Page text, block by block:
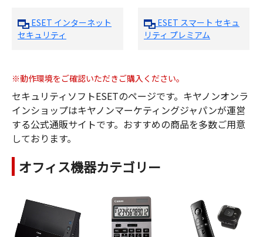
ESET インターネット
セキュリティ
ESET スマート セキュ
リティ プレミアム
※動作環境をご確認いただきご購入ください。
セキュリティソフトESETのページです。キヤノンオンラ
インショップはキヤノンマーケティングジャパンが運営
する公式通販サイトです。おすすめの商品を多数ご用意
しております。
オフィス機器カテゴリー